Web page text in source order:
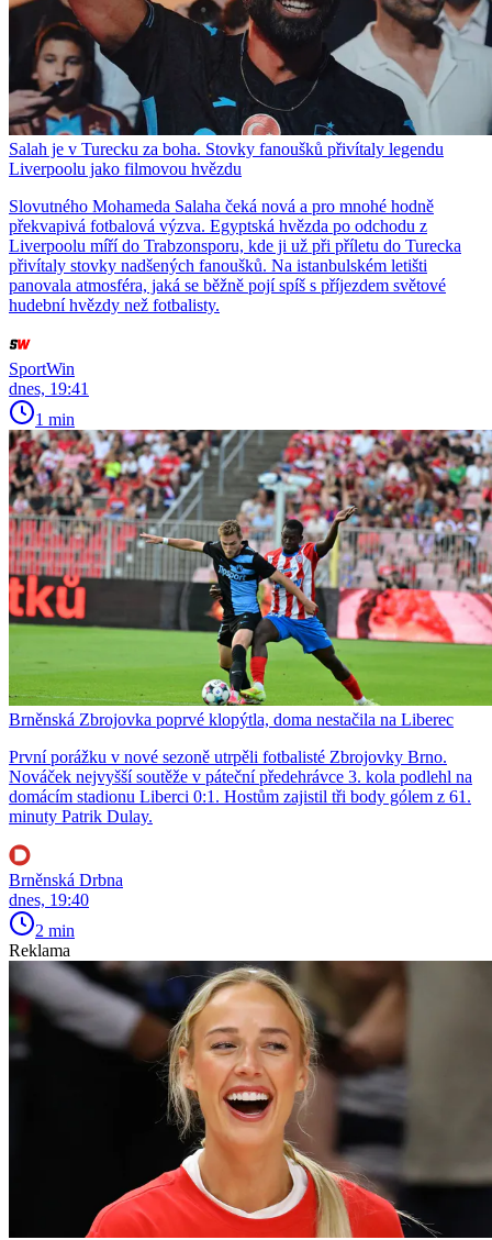
Salah je v Turecku za boha. Stovky fanoušků přivítaly legendu
Liverpoolu jako filmovou hvězdu
Slovutného Mohameda Salaha čeká nová a pro mnohé hodně
překvapivá fotbalová výzva. Egyptská hvězda po odchodu z
Liverpoolu míří do Trabzonsporu, kde ji už při příletu do Turecka
přivítaly stovky nadšených fanoušků. Na istanbulském letišti
panovala atmosféra, jaká se běžně pojí spíš s příjezdem světové
hudební hvězdy než fotbalisty.
SportWin
dnes, 19:41
1 min
Brněnská Zbrojovka poprvé klopýtla, doma nestačila na Liberec
První porážku v nové sezoně utrpěli fotbalisté Zbrojovky Brno.
Nováček nejvyšší soutěže v páteční předehrávce 3. kola podlehl na
domácím stadionu Liberci 0:1. Hostům zajistil tři body gólem z 61.
minuty Patrik Dulay.
Brněnská Drbna
dnes, 19:40
2 min
Reklama